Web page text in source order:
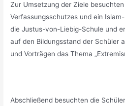
Zur Umsetzung der Ziele
Verfassungsschutzes und ein
die Justus-von-Liebig-Schule und
auf den Bildungsstand der Schüler
und Vorträgen das Thema
Abschließend besuchten die